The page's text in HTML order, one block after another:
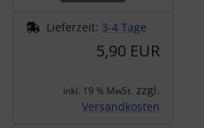
Lieferzeit: 3-4 Tage
5,90 EUR
inkl. 19 % MwSt. zzgl.
Versandkosten